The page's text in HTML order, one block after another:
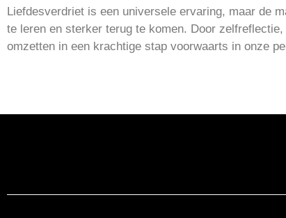
Liefdesverdriet is een universele ervaring, maar de
te leren en sterker terug te komen. Door
omzetten in een krachtige stap voorwaarts in onze